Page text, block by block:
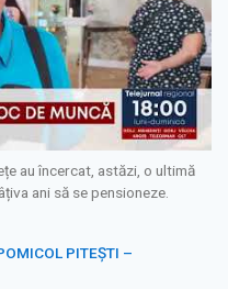
au încercat, astăzi, o ultimă
ani să se pensioneze.
PITEȘTI –